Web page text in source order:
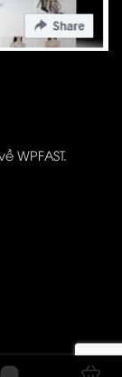
WPFAST.